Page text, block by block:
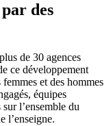
des
de 30 agences
ce développement
et des hommes
équipes
l’ensemble du
l’enseigne.